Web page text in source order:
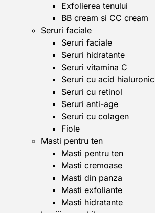
Exfolierea tenului
BB cream si CC cream
Seruri faciale
Seruri faciale
Seruri hidratante
Seruri vitamina C
Seruri cu acid hialuronic
Seruri cu retinol
Seruri anti-age
Seruri cu colagen
Fiole
Masti pentru ten
Masti pentru ten
Masti cremoase
Masti din panza
Masti exfoliante
Masti hidratante